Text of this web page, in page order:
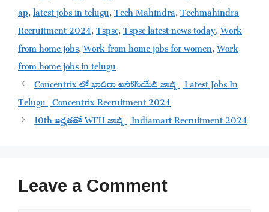
ap,latest jobs in telugu,Tech Mahindra,Techmahindra
Recruitment 2024,Tspsc,Tspsc latest news today,Work
from home jobs,Work from home jobs for women,Work
from home jobs in telugu
Concentrix లో భారీగా అసోసియేట్ జాబ్స్ | Latest Jobs In
Telugu | Concentrix Recruitment 2024
10th అర్హతతో WFH జాబ్స్ | Indiamart Recruitment 2024
Leave a Comment